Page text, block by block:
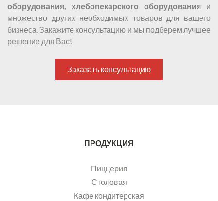
оборудования, хлебопекарского оборудования и
множество других необходимых товаров для вашего
бизнеса. Закажите консультацию и мы подберем лучшее
решение для Вас!
Заказать консультацию
ПРОДУКЦИЯ
Пиццерия
Столовая
Кафе кондитерская